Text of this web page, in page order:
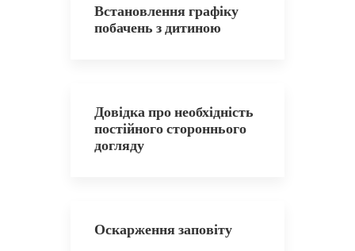
Встановлення графіку
побачень з дитиною
Довідка про необхідність
постійного стороннього
догляду
Оскарження заповіту